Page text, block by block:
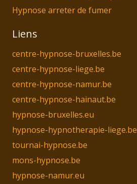
Hypnose arreter de fumer
Liens
centre-hypnose-bruxelles.be
centre-hypnose-liege.be
centre-hypnose-namur.be
centre-hypnose-hainaut.be
hypnose-bruxelles.eu
hypnose-hypnotherapie-liege.be
tournai-hypnose.be
mons-hypnose.be
hypnose-namur.eu